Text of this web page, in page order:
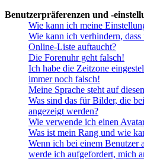
Benutzerpräferenzen und -
Wie kann ich meine
Wie kann ich verhindern,
Online-Liste auftaucht?
Die Forenuhr geht falsch!
Ich habe die Zeitzone
immer noch falsch!
Meine Sprache steht auf
Was sind das für Bilder, die
angezeigt werden?
Wie verwende ich einen
Was ist mein Rang und wie
Wenn ich bei einem
werde ich aufgefordert, mich